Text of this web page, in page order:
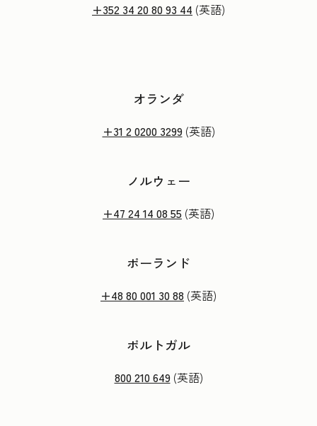
+352 34 20 80 93 44 (英語)
オランダ
+31 2 0200 3299(英語)
ノルウェー
+47 24 14 08 55 (英語)
ポーランド
+48 80 001 30 88 (英語)
ポルトガル
800 210 649(英語)